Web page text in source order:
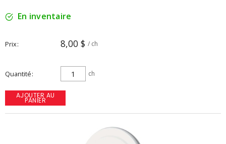
En inventaire
Prix 8,00 $ / ch
Quantité ch
AJOUTER AU
PANIER